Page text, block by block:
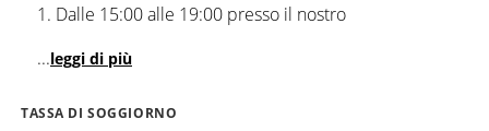
1. Dalle 15:00 alle 19:00 presso il nostro
...leggi di più
TASSA DI SOGGIORNO